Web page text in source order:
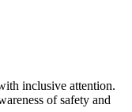
inclusive attention.
of safety and